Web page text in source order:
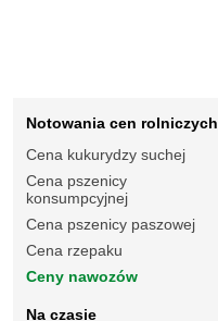
Notowania cen rolniczych
Cena kukurydzy suchej
Cena pszenicy
konsumpcyjnej
Cena pszenicy paszowej
Cena rzepaku
Ceny nawozów
Na czasie